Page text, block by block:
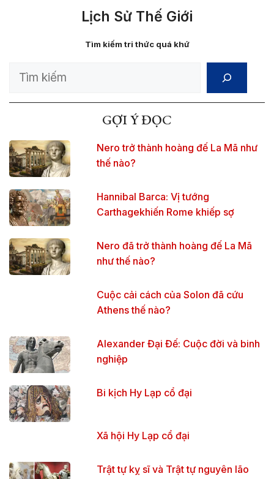
Lịch Sử Thế Giới
Tìm kiếm tri thức quá khứ
Search
GỢI Ý ĐỌC
Nero trở thành hoàng đế La Mã như
thế nào?
Hannibal Barca: Vị tướng
Carthagekhiến Rome khiếp sợ
Nero đã trở thành hoàng đế La Mã
như thế nào?
Cuộc cải cách của Solon đã cứu
Athens thế nào?
Alexander Đại Đế: Cuộc đời và binh
nghiệp
Bi kịch Hy Lạp cổ đại
Xã hội Hy Lạp cổ đại
Trật tự kỵ sĩ và Trật tự nguyên lão